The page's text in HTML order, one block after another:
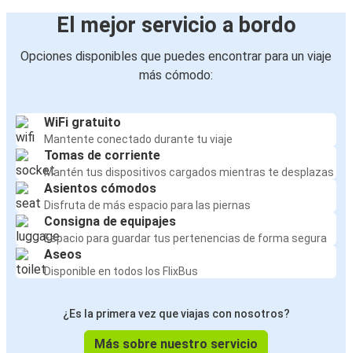
El mejor servicio a bordo
Opciones disponibles que puedes encontrar para un viaje
más cómodo:
WiFi gratuito
Mantente conectado durante tu viaje
Tomas de corriente
Mantén tus dispositivos cargados mientras te desplazas
Asientos cómodos
Disfruta de más espacio para las piernas
Consigna de equipajes
Espacio para guardar tus pertenencias de forma segura
Aseos
Disponible en todos los FlixBus
¿Es la primera vez que viajas con nosotros?
Más sobre nuestro servicio